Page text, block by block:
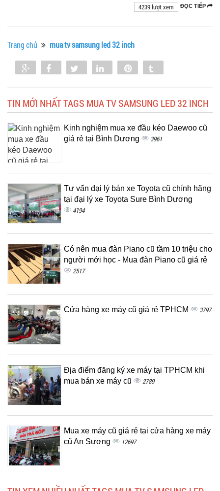
ĐỌC TIẾP
4239 lượt xem
Trang chủ mua tv samsung led 32 inch
Share Share Tweet Share
TIN MỚI NHẤT TAGS MUA TV SAMSUNG LED 32 INCH
Kinh nghiệm mua xe đầu kéo Daewoo cũ
giá rẻ tại Bình Dương
3961
Tư vấn đại lý bán xe Toyota cũ chính hãng
tại đại lý xe Toyota Sure Bình Dương
4194
Có nên mua đàn Piano cũ tầm 10 triệu cho
người mới học - Mua đàn Piano cũ giá rẻ
2517
Cửa hàng xe máy cũ giá rẻ TPHCM 3797
Địa điểm đăng ký xe máy tại TPHCM khi
mua bán xe máy cũ
2789
Mua xe máy cũ giá rẻ tại cửa hàng xe máy
cũ An Sương
12697